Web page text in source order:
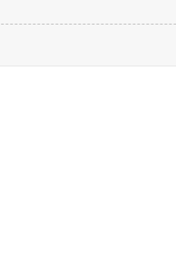
میخکوب و منگنه کوب شارژی